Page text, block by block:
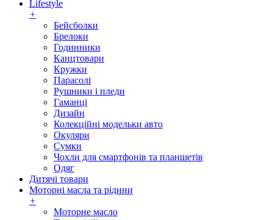
Lifestyle
+
Бейсболки
Брелоки
Годинники
Канцтовари
Кружки
Парасолі
Рушники і пледи
Гаманці
Дизайн
Колекційні модельки авто
Окуляри
Сумки
Чохли для смартфонів та планшетів
Одяг
Дитячі товари
Моторні масла та рідини
+
Моторне масло